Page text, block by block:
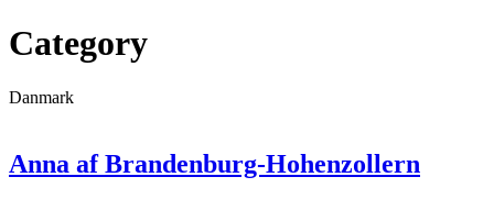
Category
Danmark
Anna af Brandenburg-Hohenzollern